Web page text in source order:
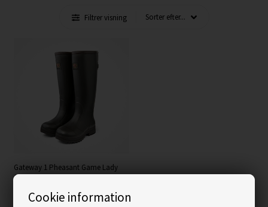
Cookie information
Filtrer visning
Gateway 1 Pheasant Game Lady
17" 4 mm, gummistøvle, 1047 dark
1.399,00 DKK